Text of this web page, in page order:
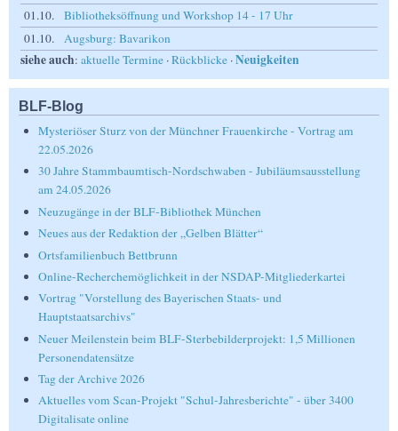
01.10.
Bibliotheksöffnung und Workshop 14 - 17 Uhr
01.10.
Augsburg: Bavarikon
siehe auch: aktuelle Termine ·Rückblicke ·Neuigkeiten
BLF-Blog
Mysteriöser Sturz von der Münchner Frauenkirche - Vortrag am
22.05.2026
30 Jahre Stammbaumtisch-Nordschwaben - Jubiläumsausstellung
am 24.05.2026
Neuzugänge in der BLF-Bibliothek München
Neues aus der Redaktion der „Gelben Blätter“
Ortsfamilienbuch Bettbrunn
Online-Recherchemöglichkeit in der NSDAP-Mitgliederkartei
Vortrag "Vorstellung des Bayerischen Staats- und
Hauptstaatsarchivs"
Neuer Meilenstein beim BLF-Sterbebilderprojekt: 1,5 Millionen
Personendatensätze
Tag der Archive 2026
Aktuelles vom Scan-Projekt "Schul-Jahresberichte" - über 3400
Digitalisate online